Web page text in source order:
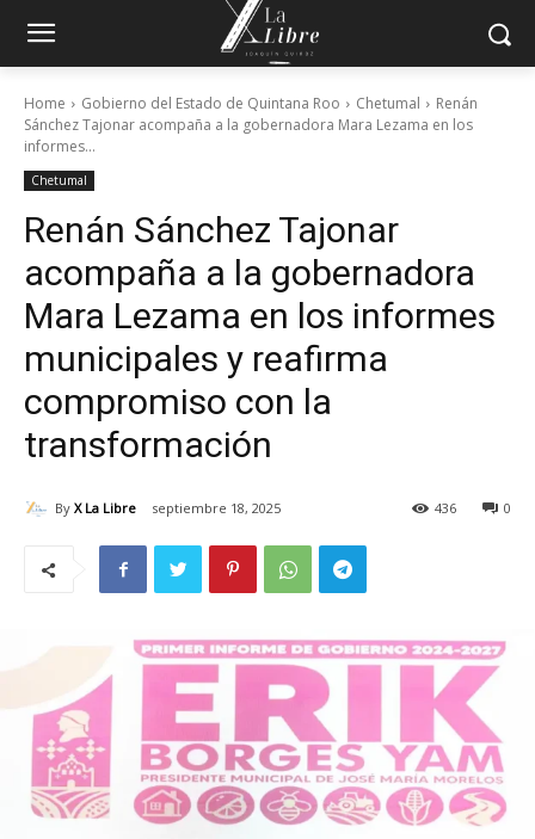
Home Gobierno del Estado de Quintana Roo Chetumal
Renán
Sánchez Tajonar acompaña a la gobernadora Mara Lezama en los
informes...
Chetumal
Renán Sánchez Tajonar
acompaña a la gobernadora
Mara Lezama en los informes
municipales y reafirma
compromiso con la
transformación
By X La Libre septiembre 18, 2025 0
436